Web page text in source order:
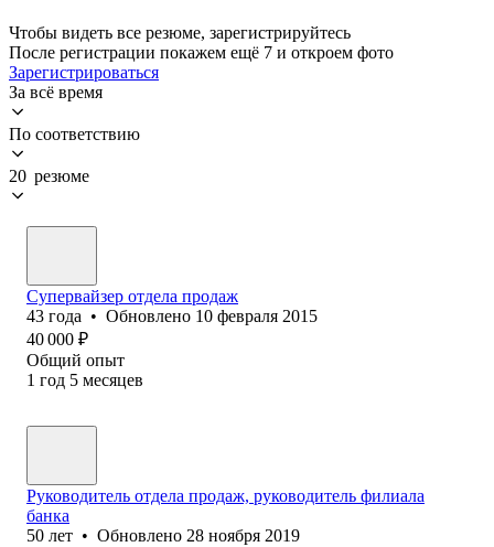
Чтобы видеть все резюме, зарегистрируйтесь
После регистрации покажем ещё 7 и откроем фото
Зарегистрироваться
За всё время
По соответствию
20 резюме
Супервайзер отдела продаж
43 года • Обновлено 10 февраля 2015
40 000 ₽
Общий опыт
1 год 5 месяцев
Руководитель отдела продаж, руководитель филиала
банка
50 лет • Обновлено 28 ноября 2019